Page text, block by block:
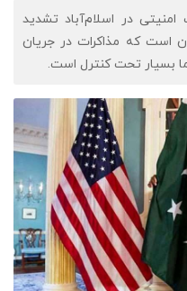
امنیتی در اسلام‌آباد تشدید
است که مذاکرات در جریان
بسیار تحت کنترل است.